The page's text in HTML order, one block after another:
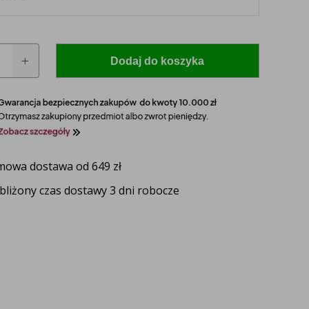
model i rocznik swojego ciągnika, a nasz
idealnie dopasowane lampy, zapewniające
Dodaj do koszyka
dostawa od 649 zł
czas dostawy 3 dni robocze